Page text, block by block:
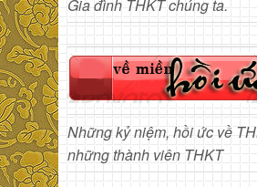
Gia đình THKT chúng ta.
Những kỷ niệm, hồi ức về
những thành viên THKT